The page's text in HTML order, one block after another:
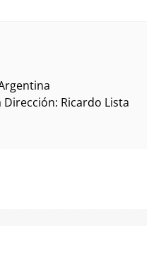
Ricardo Lista